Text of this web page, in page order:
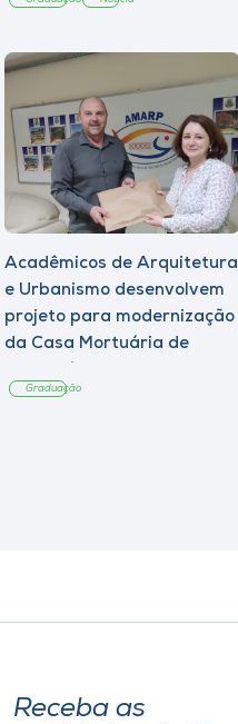
Acadêmicos de Arquitetura
e Urbanismo desenvolvem
projeto para modernização
da Casa Mortuária de
Graduação
Receba as